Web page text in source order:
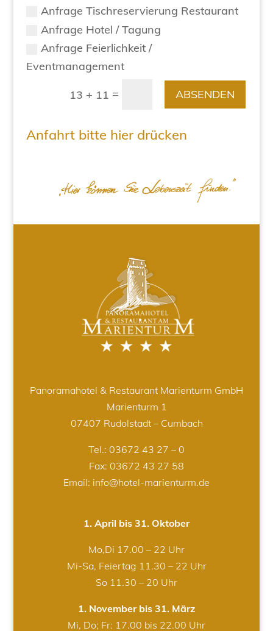
Anfrage Tischreservierung Restaurant
Anfrage Hotel / Tagung
Anfrage Feierlichkeit /
Eventmanagement
13 + 11 = ABSENDEN
Anfahrt bitte hier drücken
Panoramahotel & Restaurant Marienturm GmbH
Marienturm 1
07407 Rudolstadt – Cumbach
Tel.: 03672 43 27 – 0
Fax: 03672 43 27 58
Email: info@hotel-marienturm.de
1. April bis 31. Oktober
Mo,Di 17.00 – 22 Uhr
Mi-Sa, Feiertag 11.30 – 22 Uhr
So 11.30 – 20 Uhr
1. November bis 31. März
Mi, Do; Fr: 17.00 bis 22.00 Uhr